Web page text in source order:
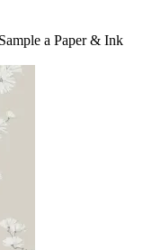
a Paper & Ink